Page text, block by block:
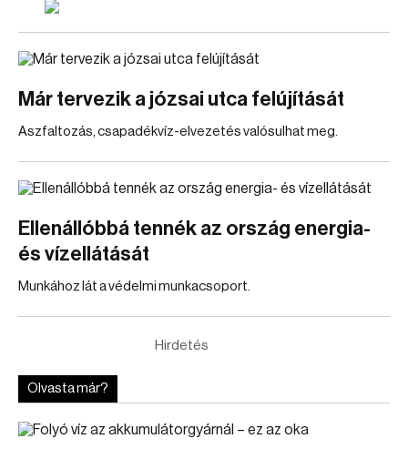
Már tervezik a józsai utca felújítását
Aszfaltozás, csapadékvíz-elvezetés valósulhat meg.
Ellenállóbbá tennék az ország energia-
és vízellátását
Munkához lát a védelmi munkacsoport.
Hirdetés
Olvasta már?